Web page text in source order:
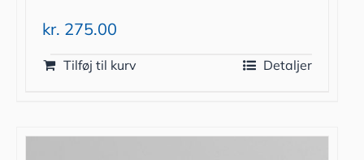
kr. 275.00
Tilføj til kurv Detaljer